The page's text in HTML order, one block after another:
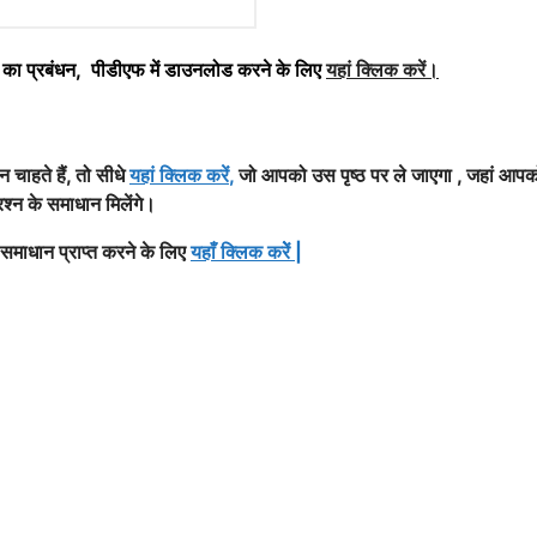
का प्रबंधन, पीडीएफ में डाउनलोड करने के लिएयहां क्लिक करें।
चाहते हैं, तो सीधेयहां क्लिक करें,जो आपको उस पृष्ठ पर ले जाएगा , जहां
के समाधान मिलेंगे।
प्राप्त करने के लिएयहाँ क्लिक करेें|